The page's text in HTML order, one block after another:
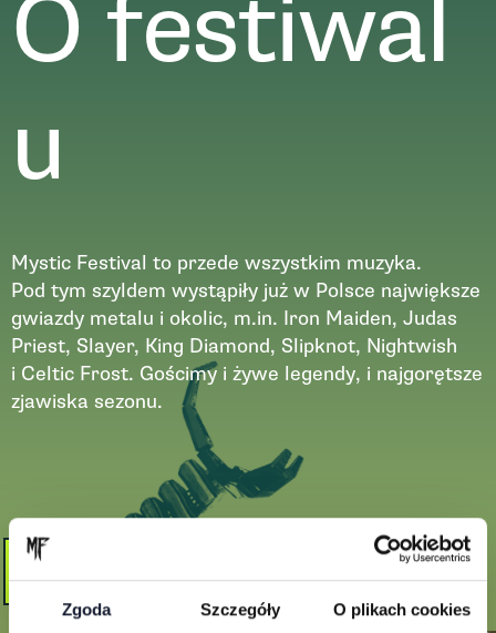
Zgoda Szczegóły O plikach cookies
O festiwal
u
Mystic Festival to przede wszystkim muzyka.
Pod tym szyldem wystąpiły już w Polsce największe
gwiazdy metalu i okolic, m.in. Iron Maiden, Judas
Priest, Slayer, King Diamond, Slipknot, Nightwish
i Celtic Frost. Gościmy i żywe legendy, i najgorętsze
zjawiska sezonu.